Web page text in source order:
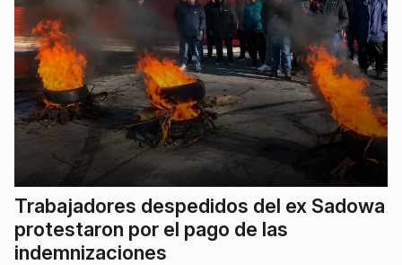
Trabajadores despedidos del ex Sadowa
protestaron por el pago de las
indemnizaciones